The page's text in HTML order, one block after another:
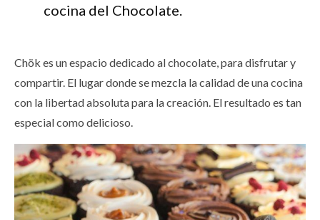
cocina del Chocolate.
Chök es un espacio dedicado al chocolate, para disfrutar y
compartir. El lugar donde se mezcla la calidad de una cocina
con la libertad absoluta para la creación. El resultado es tan
especial como delicioso.